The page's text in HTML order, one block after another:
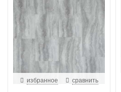
избранное сравнить